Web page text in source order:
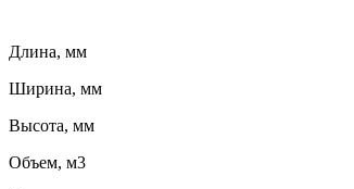
Длина, мм
Ширина, мм
Высота, мм
Объем, м3